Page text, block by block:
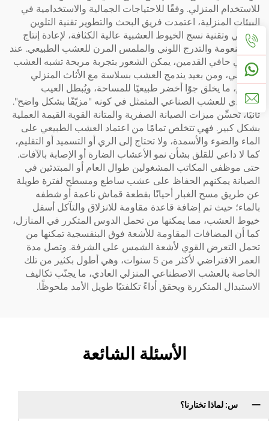
للاستخدام المنزلي. وفقًا للاحتياجات الجمالية والاستخدامية في
البيئات المنزلية، اعتمدت فريق البحث والتطوير تقنية التلوين
الطبقي وتقنية نسج الخيوط العشبية عالية الكثافة، لإعادة إنتاج
دقة النعومة والتدرج اللوني والملمس المرن للعشب الطبيعي. عند
المشي حافي القدمين، يمكن الشعور بتجربة مريحة تشبه العشب
الحقيقي، ومن بعيد يندمج العشب بسلاسة مع الأثاث المنزلي
الناعم، ما يخلق جوًا أخضر طبيعيًا للمساحة، ويُبطل العيب
التقليدي للعشب الصناعي المتمثل في كونه "مزيّفًا بشكل واضح".
ثانيًا، تُحسِّن ميزات الصيانة الصفرية والمتانة القوية القيمة العملية
بشكل كبير. فهي تتخلص تمامًا من اعتماد العشب الطبيعي على
الماء والضوء والأسمدة، ولا تحتاج إلى الري أو التسميد أو التقليم،
كما لا داعي للقلق بشأن نمو الأعشاب الضارة أو الإصابة بالآفات.
حتى موظفي المكاتب المشغولين طوال العام أو المبتدئين في
الصيانة يمكنهم الحفاظ على عشب ساطع ومسطح لفترة طويلة
عن طريق مسح الغبار أحيانًا بقطعة قماش ناعمة أو شطفه
بالماء؛ حيث تم إضافة قاعدة مقاومة للانزلاق والتآكل أسفل
خيوط العشب، مما يمكنها من تحمل الدوس المتكرر في المنازل،
كما أن المضافات المقاومة للأشعة فوق البنفسجية تمكنها من
تحمل التعرض القوي لأشعة الشمس على الشرفة. وتصل مدة
العمر الافتراضي لأكثر من 5 سنوات، وهي أطول بكثير من تلك
الخاصة بالعشب الاصطناعي المنزلي العادي، ما يجنّب تكاليف
الاستبدال المتكررة ويحقق أداءً تكلفتيًا طويل الأمد ملحوظًا.
الأسئلة الشائعة
س: لماذا تختارنا؟